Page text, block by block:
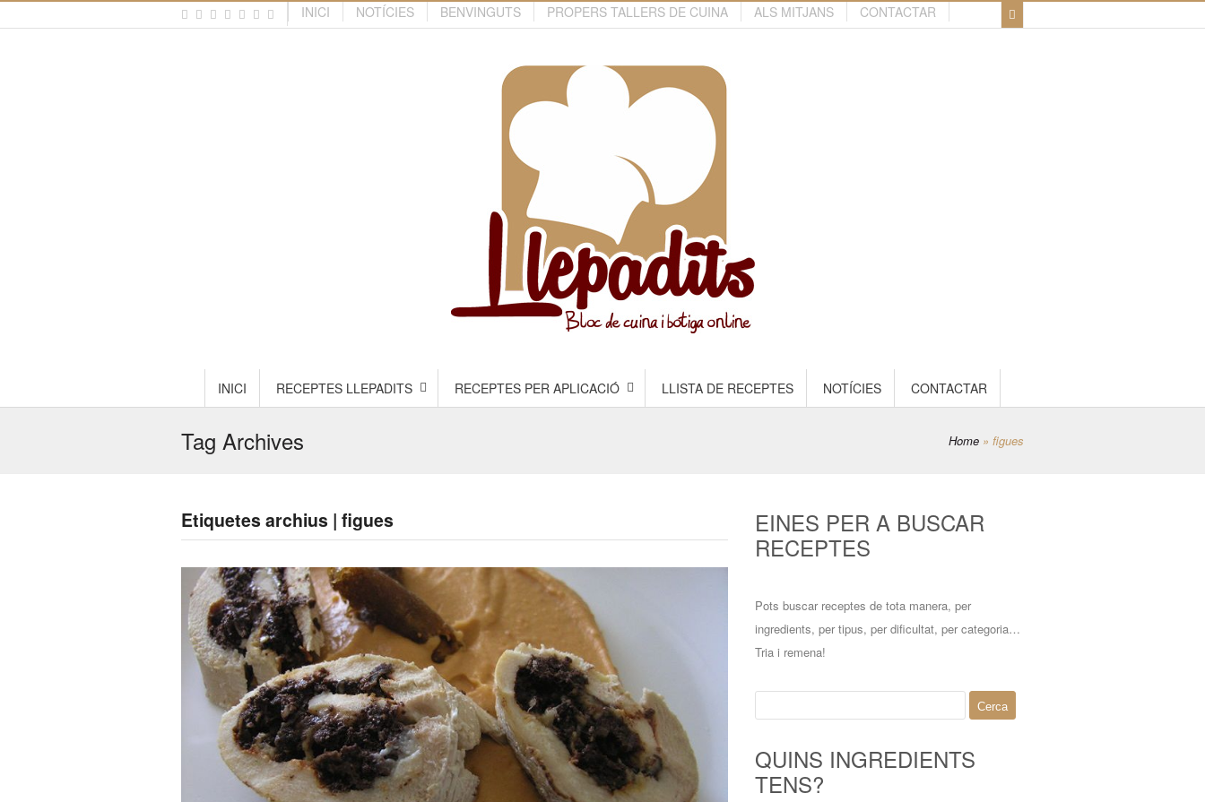
INICI NOTÍCIES BENVINGUTS PROPERS TALLERS DE CUINA ALS MITJANS CONTACTAR
INICI RECEPTES LLEPADITS RECEPTES PER APLICACIÓ LLISTA DE RECEPTES NOTÍCIES CONTACTAR
Tag Archives Home » figues
Etiquetes archius | figues
EINES PER A BUSCAR
RECEPTES
Pots buscar receptes de tota manera, per
ingredients, per tipus, per dificultat, per categoria…
Tria i remena!
QUINS INGREDIENTS
TENS?